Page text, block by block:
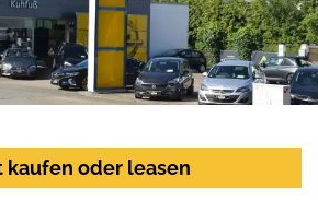
kaufen oder leasen